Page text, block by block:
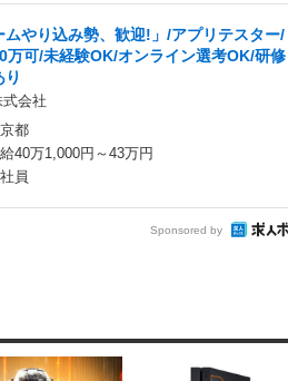
ムやり込み勢、歓迎!」/アプリテスター/
万可/未経験OK/オンライン選考OK/研修
り
式会社
都
40万1,000円～43万円
員
Sponsored by